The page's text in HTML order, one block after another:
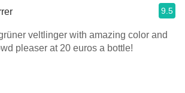
9.5
veltlinger with amazing color and
pleaser at 20 euros a bottle!